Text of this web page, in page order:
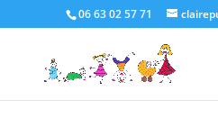
06 63 02 57 71